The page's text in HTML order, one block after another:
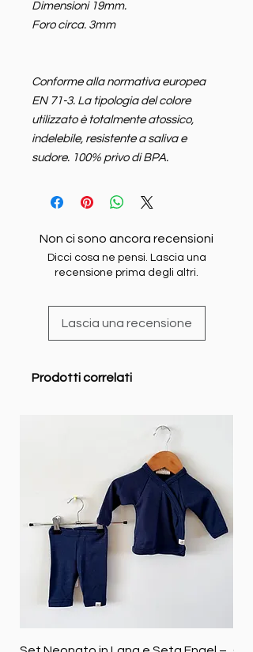
Dimensioni 19mm.
Foro circa. 3mm
Conforme alla normativa europea
EN 71-3. La tipologia del colore
utilizzato è totalmente atossico,
indelebile, resistente a saliva e
sudore. 100% privo di BPA.
Non ci sono ancora recensioni
Dicci cosa ne pensi. Lascia una
recensione prima degli altri.
Lascia una recensione
Prodotti correlati